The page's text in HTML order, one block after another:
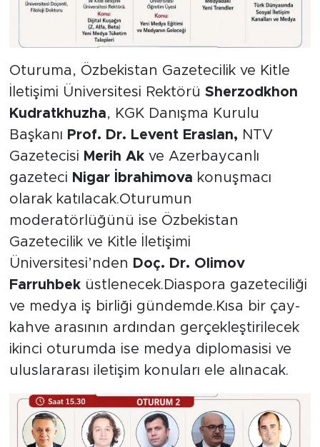
Oturuma, Özbekistan Gazetecilik ve Kitle
İletişimi Üniversitesi Rektörü Sherzodkhon
Kudratkhuzha, KGK Danışma Kurulu
Başkanı Prof. Dr. Levent Eraslan, NTV
Gazetecisi Merih Akve Azerbaycanlı
gazeteci Nigar İbrahimova konuşmacı
olarak katılacak.Oturumun
moderatörlüğünü ise Özbekistan
Gazetecilik ve Kitle İletişimi
Üniversitesi’nden Doç. Dr. Olimov
Farruhbeküstlenecek.Diaspora gazeteciliği
ve medya iş birliği gündemde.Kısa bir çay-
kahve arasının ardından gerçekleştirilecek
ikinci oturumda ise medya diplomasisi ve
uluslararası iletişim konuları ele alınacak.